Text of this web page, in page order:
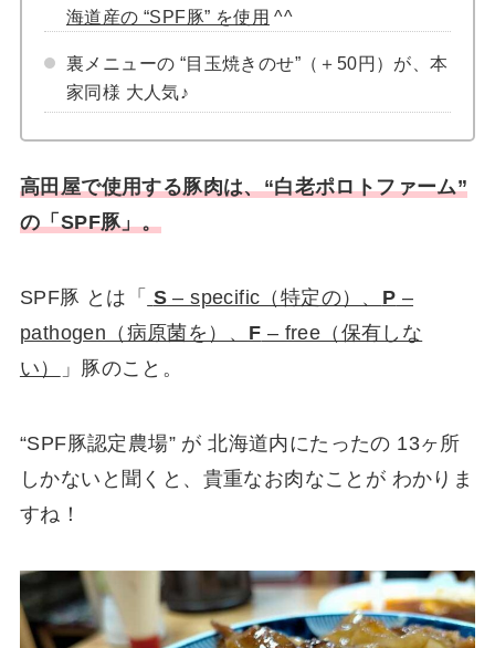
海道産の “SPF豚” を使用 ^^
裏メニューの “目玉焼きのせ”（＋50円）が、本
家同様 大人気♪
高田屋で使用する豚肉は、“白老ポロトファーム”
の「SPF豚」。
SPF豚 とは「 S– specific（特定の）、 P –
pathogen（病原菌を）、 F – free（保有しな
い）
」豚のこと。
“SPF豚認定農場” が 北海道内にたったの 13ヶ所
しかないと聞くと、貴重なお肉なことが わかりま
すね！